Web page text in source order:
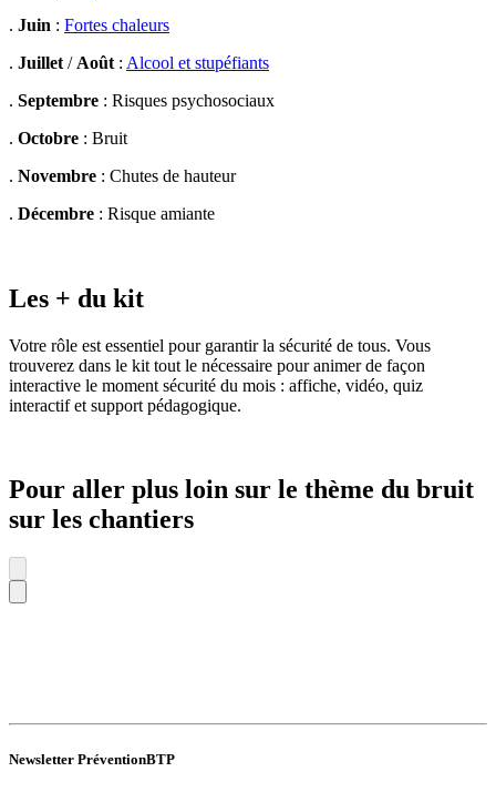
. Juin : Fortes chaleurs
. Juillet / Août : Alcool et stupéfiants
. Septembre : Risques psychosociaux
. Octobre : Bruit
. Novembre : Chutes de hauteur
. Décembre : Risque amiante
Les + du kit
Votre rôle est essentiel pour garantir la sécurité de tous. Vous
trouverez dans le kit tout le nécessaire pour animer de façon
interactive le moment sécurité du mois : affiche, vidéo, quiz
interactif et support pédagogique.
Pour aller plus loin sur le thème du bruit
sur les chantiers
Newsletter PréventionBTP